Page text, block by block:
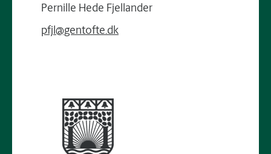
Pernille Hede Fjellander
pfjl@gentofte.dk